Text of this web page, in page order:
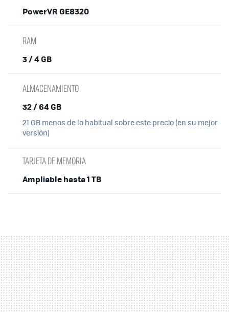
PowerVR GE8320
RAM
3 / 4 GB
ALMACENAMIENTO
32 / 64 GB
21 GB menos de lo habitual sobre este precio (en su mejor
versión)
TARJETA DE MEMORIA
Ampliable hasta 1 TB